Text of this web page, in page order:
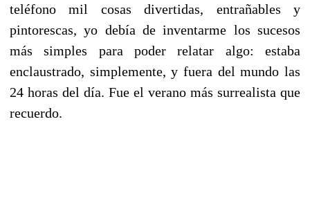
teléfono mil cosas divertidas, entrañables y
pintorescas, yo debía de inventarme los sucesos
más simples para poder relatar algo: estaba
enclaustrado, simplemente, y fuera del mundo las
24 horas del día. Fue el verano más surrealista que
recuerdo.